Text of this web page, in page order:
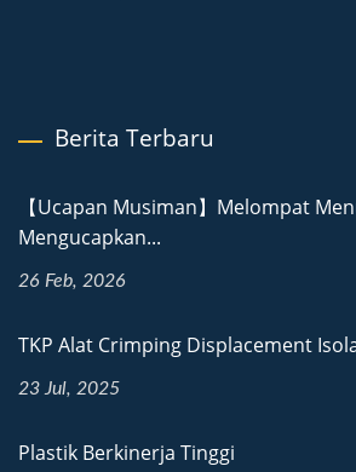
Berita Terbaru
【Ucapan Musiman】Melompat
Mengucapkan...
26 Feb, 2026
TKP Alat Crimping Displacement
23 Jul, 2025
Plastik Berkinerja Tinggi